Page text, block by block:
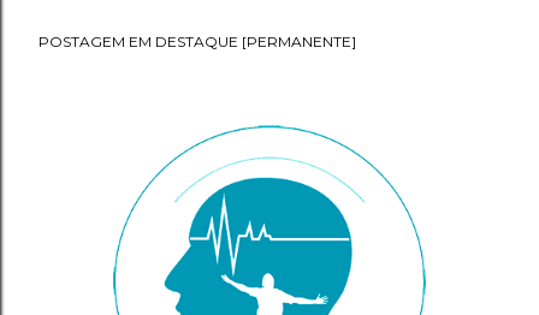
POSTAGEM EM DESTAQUE [PERMANENTE]